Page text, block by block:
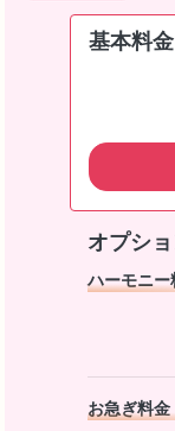
基本料金
オプシ
ハーモニー
お急ぎ料金